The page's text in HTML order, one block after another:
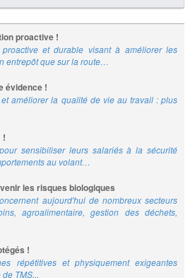
proactive !
et durable visant à améliorer les
entrepôt que sur la route…
évidence !
améliorer la qualité de vie au travail : plus
!
sensibiliser leurs salariés à la sécurité
au volant…
les risques biologiques
aujourd'hui de nombreux secteurs
agroalimentaire, gestion des déchets,
!
répétitives et physiquement exigeantes
TMS...